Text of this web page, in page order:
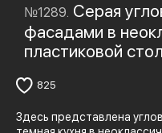
№1289. Серая
фасадами в
пластиковой
825
Здесь представлена